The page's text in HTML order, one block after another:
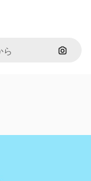
画像で